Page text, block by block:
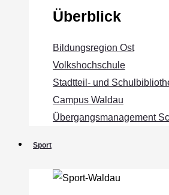
Überblick
Bildungsregion Ost
Volkshochschule
Stadtteil- und
Campus Waldau
Übergangsmanagement
Sport